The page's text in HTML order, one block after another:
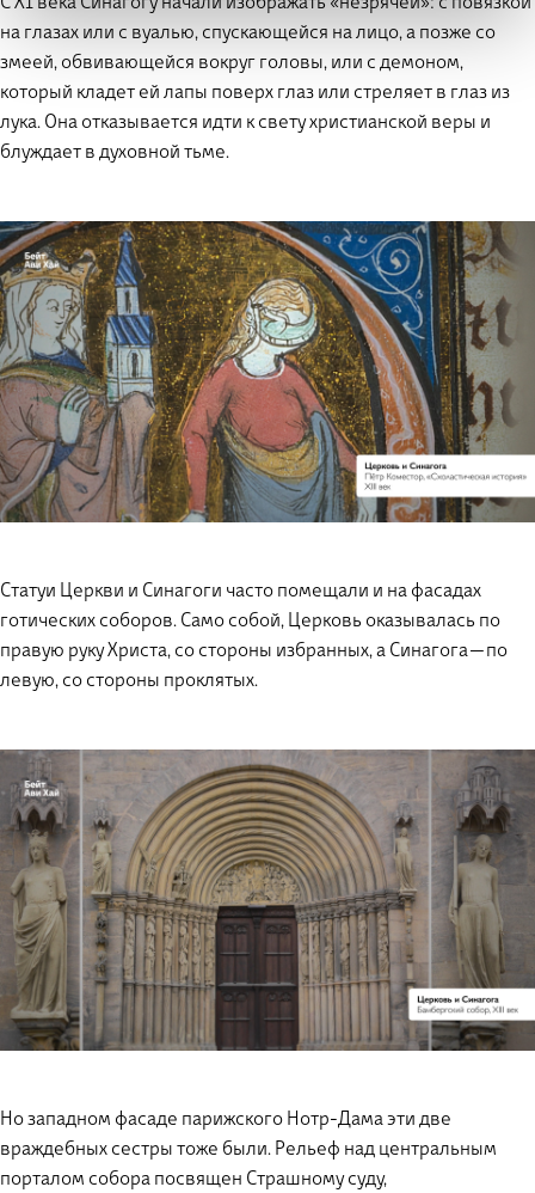
на глазах или с вуалью, спускающейся на лицо, а позже со
змеей, обвивающейся вокруг головы, или с демоном,
который кладет ей лапы поверх глаз или стреляет в глаз из
лука. Она отказывается идти к свету христианской веры и
блуждает в духовной тьме.
Статуи Церкви и Синагоги часто помещали и на фасадах
готических соборов. Само собой, Церковь оказывалась по
правую руку Христа, со стороны избранных, а Синагога — по
левую, со стороны проклятых.
Но западном фасаде парижского Нотр-Дама эти две
враждебных сестры тоже были. Рельеф над центральным
порталом собора посвящен Страшному суду,